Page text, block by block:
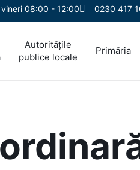
08:00 - 12:00 0230 417
Autoritățile
publice locale
Primăria